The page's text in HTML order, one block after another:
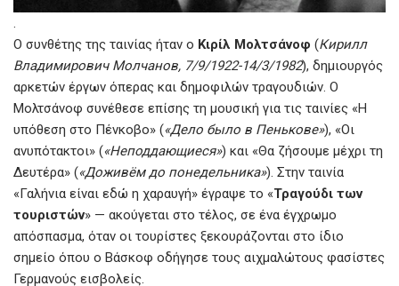
.
Ο συνθέτης της ταινίας ήταν ο Κιρίλ Μολτσάνοφ (Кирилл
Владимирович Молчанов, 7/9/1922-14/3/1982), δημιουργός
αρκετών έργων όπερας και δημοφιλών τραγουδιών. Ο
Μολτσάνοφ συνέθεσε επίσης τη μουσική για τις ταινίες «Η
υπόθεση στο Πένκοβο» («Дело было в Пенькове»), «Οι
ανυπότακτοι» («Неподдающиеся») και «Θα ζήσουμε μέχρι τη
Δευτέρα» («Доживём до понедельника»). Στην ταινία
«Γαλήνια είναι εδώ η χαραυγή» έγραψε το «Τραγούδι των
τουριστών» — ακούγεται στο τέλος, σε ένα έγχρωμο
απόσπασμα, όταν οι τουρίστες ξεκουράζονται στο ίδιο
σημείο όπου ο Βάσκοφ οδήγησε τους αιχμαλώτους φασίστες
Γερμανούς εισβολείς.